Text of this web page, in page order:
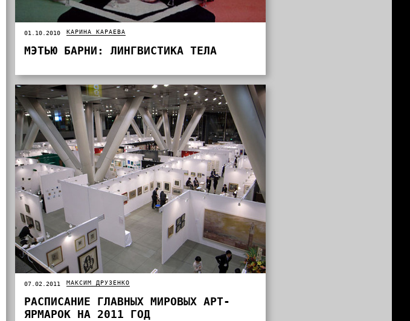
01.10.2010 КАРИНА КАРАЕВА
МЭТЬЮ БАРНИ: ЛИНГВИСТИКА ТЕЛА
07.02.2011 МАКСИМ ДРУЗЕНКО
РАСПИСАНИЕ ГЛАВНЫХ МИРОВЫХ АРТ-
ЯРМАРОК НА 2011 ГОД